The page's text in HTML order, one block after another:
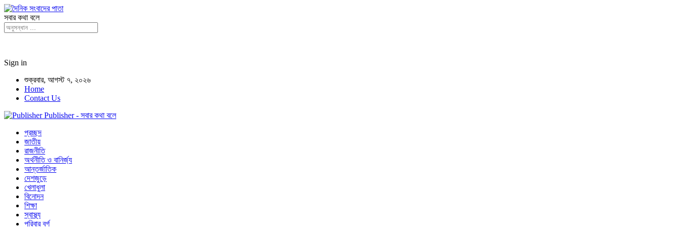
সবার কথা বলে
Sign in
শুক্রবার, আগস্ট ৭, ২০২৬
Home
Contact Us
Publisher - সবার কথা বলে
প্রচ্ছদ
জাতীয়
রাজনীতি
অর্থনীতি ও বানির্জ্য
আন্তর্জাতিক
দেশজুড়ে
খেলাধুলা
বিনোদন
শিক্ষা
স্বাস্থ্য
পরিবার বর্গ